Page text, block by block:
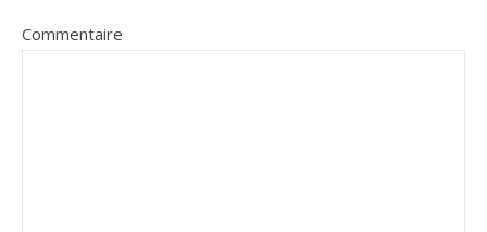
Commentaire